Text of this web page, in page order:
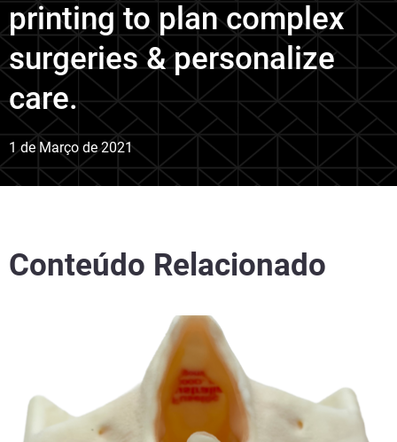
printing to plan complex
surgeries & personalize
care.
1 de Março de 2021
Conteúdo Relacionado